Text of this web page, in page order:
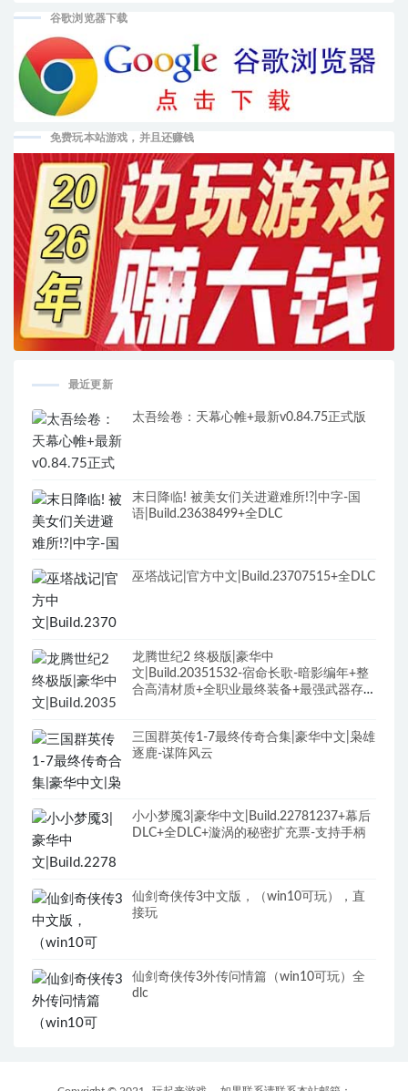
谷歌浏览器下载
免费玩本站游戏，并且还赚钱
最近更新
太吾绘卷：天幕心帷+最新v0.84.75正式版
末日降临! 被美女们关进避难所!?|中字-国
语|Build.23638499+全DLC
巫塔战记|官方中文|Build.23707515+全DLC
龙腾世纪2 终极版|豪华中
文|Build.20351532-宿命长歌-暗影编年+整
合高清材质+全职业最终装备+最强武器存档
三国群英传1-7最终传奇合集|豪华中文|枭雄
逐鹿-谋阵风云
小小梦魇3|豪华中文|Build.22781237+幕后
DLC+全DLC+漩涡的秘密扩充票-支持手柄
仙剑奇侠传3中文版，（win10可玩），直
接玩
仙剑奇侠传3外传问情篇（win10可玩）全
dlc